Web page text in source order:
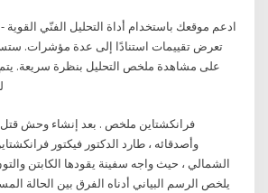
ادعم موقعك باستخدام أداة التحليل الفنّي القوية
تعرض تقييمات استنادًا إلى عدة مؤشرات.
على مشاهدة ملخص التحليل بنظرة سريعة.
فرانكشتاين ملخص . بعد إنشاء وحش قتل
وأصدقائه ، طارد الدكتور فيكتور
الشمالي ، حيث واجه سفينة يقودها الكابتن
يلخص الرسم البياني أدناه الفرق بين الحالة